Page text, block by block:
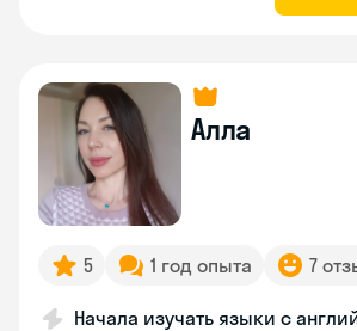
Алла
5 1 год опыта 7
Начала изучать языки с